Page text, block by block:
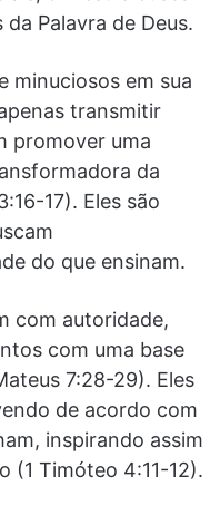
Palavra de Deus.
minuciosos em sua
transmitir
promover uma
da
17). Eles são
do que ensinam.
com autoridade,
com uma base
7:28-29). Eles
de acordo com
inspirando assim
(1 Timóteo 4:11-12).